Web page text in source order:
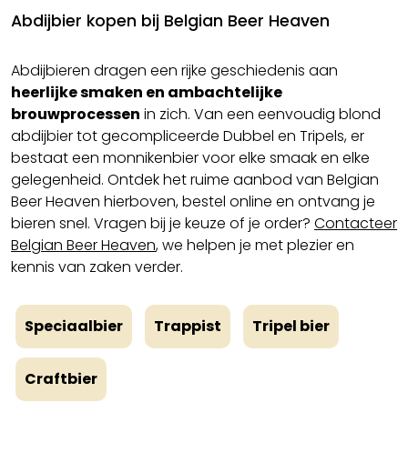
Abdijbier kopen bij Belgian Beer Heaven
Abdijbieren dragen een rijke geschiedenis aan
heerlijke smaken en ambachtelijke
brouwprocessen in zich. Van een eenvoudig blond
abdijbier tot gecompliceerde Dubbel en Tripels, er
bestaat een monnikenbier voor elke smaak en elke
gelegenheid. Ontdek het ruime aanbod van Belgian
Beer Heaven hierboven, bestel online en ontvang je
bieren snel. Vragen bij je keuze of je order? Contacteer
Belgian Beer Heaven, we helpen je met plezier en
kennis van zaken verder.
Speciaalbier Trappist Tripel bier
Craftbier